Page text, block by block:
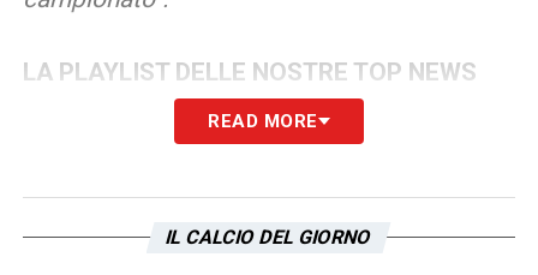
LA PLAYLIST DELLE NOSTRE TOP NEWS
READ MORE
IL CALCIO DEL GIORNO